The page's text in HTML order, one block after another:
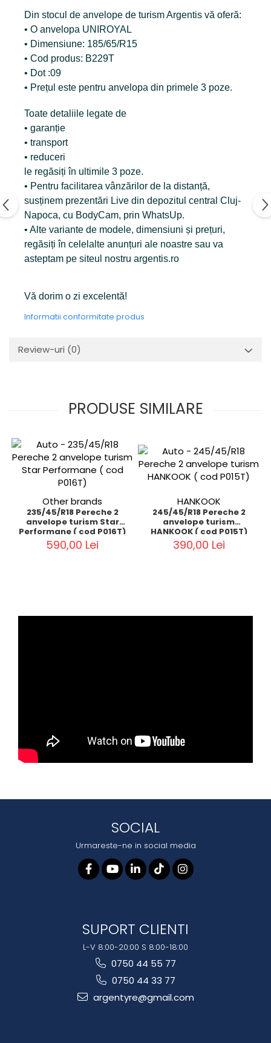
Din stocul de anvelope de turism Argentis vă oferă:
• O anvelopa UNIROYAL
• Dimensiune: 185/65/R15
• Cod produs: B229T
• Dot :09
• Prețul este pentru anvelopa din primele 3 poze.
Toate detaliile legate de
• garanție
• transport
• reduceri
le regăsiți în ultimile 3 poze.
• Pentru facilitarea vânzărilor de la distanță,
susținem prezentări Live din depozitul central Cluj-
Napoca, cu BodyCam, prin WhatsUp.
• Alte variante de modele, dimensiuni și prețuri,
regăsiți în celelalte anunțuri ale noastre sau va
asteptam pe siteul nostru argentis.ro
Vă dorim o zi excelentă!
Informatii conformitate produs
Review-uri (0)
PRODUSE SIMILARE
Other brands
235/45/R18 Pereche 2
anvelope turism Star
Performane ( cod P016T)
590,00 Lei
HANKOOK
245/45/R18 Pereche 2
anvelope turism
HANKOOK ( cod P015T)
390,00 Lei
SOCIAL
Urmareste-ne in social media
SUPORT CLIENTI
L-V 8:00-20:00 S 8:00-18:00
0750 44 55 77
0750 44 33 77
argentyre@gmail.com